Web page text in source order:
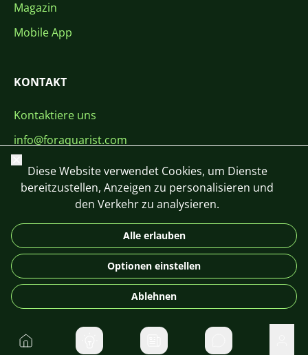
Magazin
Mobile App
KONTAKT
Kontaktiere uns
info@foraquarist.com
+420 603 449 602
DE
© 2026 For Aquarist
Startseite
Schließen
Diese Website verwendet Cookies, um Dienste
bereitzustellen, Anzeigen zu personalisieren und
den Verkehr zu analysieren.
Alle erlauben
Optionen einstellen
Ablehnen